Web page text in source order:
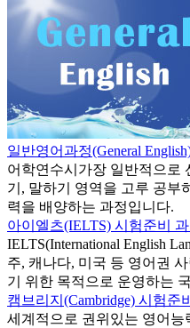
일반영어과정(General
어학연수시가장 일반적으로
기, 말하기 영역을 고루 공부
력을 배양하는 과정입니다.
아이엘츠(IELTS) 시험준비
IELTS(International English
주, 캐나다, 미국 등 영어권
기 위한 목적으로 운영하는
캠브리지(Cambridge) 시험준
세계적으로 권위있는 영어